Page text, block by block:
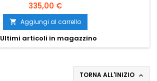
335,00 €
 Aggiungi al carrello
Ultimi articoli in magazzino
TORNA ALL'INIZIO 